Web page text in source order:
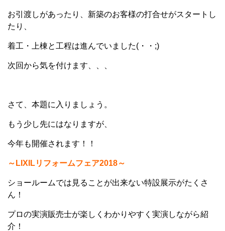
お引渡しがあったり、新築のお客様の打合せがスタートし
たり、
着工・上棟と工程は進んでいました(・・;)
次回から気を付けます、、、
さて、本題に入りましょう。
もう少し先にはなりますが、
今年も開催されます！！
～LIXILリフォームフェア2018～
ショールームでは見ることが出来ない特設展示がたくさ
ん！
プロの実演販売士が楽しくわかりやすく実演しながら紹
介！